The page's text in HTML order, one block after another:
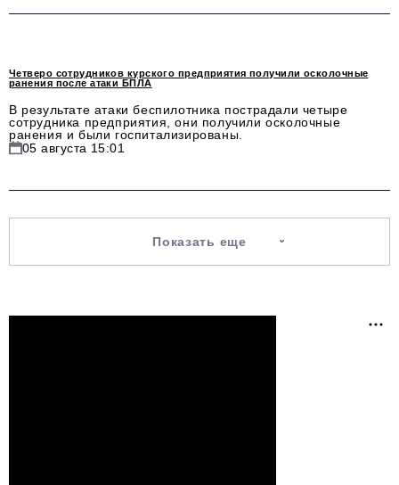
Четверо сотрудников курского предприятия получили осколочные
ранения после атаки БПЛА
В результате атаки беспилотника пострадали четыре
сотрудника предприятия, они получили осколочные
ранения и были госпитализированы.
05 августа 15:01
Показать еще